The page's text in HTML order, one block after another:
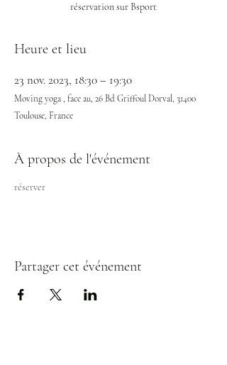
réservation sur Bsport
Heure et lieu
23 nov. 2023, 18:30 – 19:30
Moving yoga , face au, 26 Bd Griffoul Dorval, 31400
Toulouse, France
À propos de l'événement
réserver
Partager cet événement